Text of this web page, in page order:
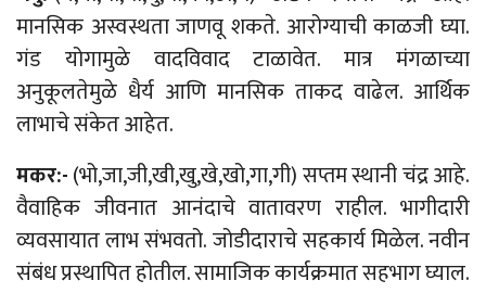
मानसिक अस्वस्थता जाणवू शकते. आरोग्याची काळजी घ्या.
गंड योगामुळे वादविवाद टाळावेत. मात्र मंगळाच्या
अनुकूलतेमुळे धैर्य आणि मानसिक ताकद वाढेल. आर्थिक
लाभाचे संकेत आहेत.
मकर:-(भो,जा,जी,खी,खु,खे,खो,गा,गी) सप्तम स्थानी चंद्र आहे.
वैवाहिक जीवनात आनंदाचे वातावरण राहील. भागीदारी
व्यवसायात लाभ संभवतो. जोडीदाराचे सहकार्य मिळेल. नवीन
संबंध प्रस्थापित होतील. सामाजिक कार्यक्रमात सहभाग घ्याल.